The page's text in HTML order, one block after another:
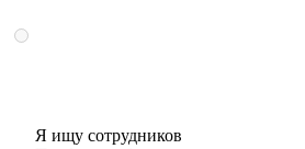
Я ищу сотрудников